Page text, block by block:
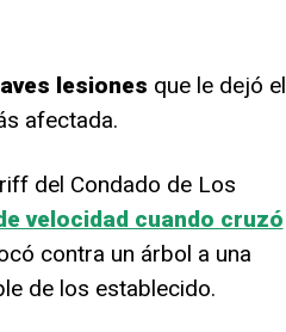
lesiones que le dejó el
afectada.
del Condado de Los
velocidad cuando cruzó
contra un árbol a una
de los establecido.